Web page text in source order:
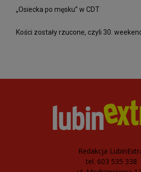
„Osiecka po męsku” w CDT
Kości zostały rzucone, czyli 30.
Redakcja
tel. 603 535 338